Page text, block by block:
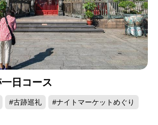
日コース
#古跡巡礼 #ナイトマーケットめぐり